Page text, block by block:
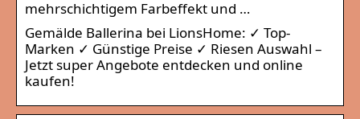
mehrschichtigem Farbeffekt und …
Gemälde Ballerina bei LionsHome: ✓ Top-
Marken ✓ Günstige Preise ✓ Riesen Auswahl –
Jetzt super Angebote entdecken und online
kaufen!